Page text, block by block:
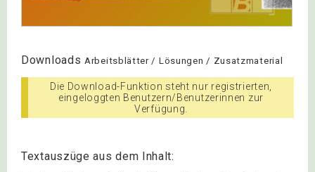
Downloads Arbeitsblätter / Lösungen / Zusatzmaterial
Die Download-Funktion steht nur registrierten,
eingeloggten Benutzern/Benutzerinnen zur
Verfügung.
Textauszüge aus dem Inhalt: